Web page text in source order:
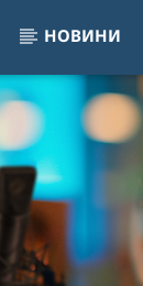
НОВИНИ